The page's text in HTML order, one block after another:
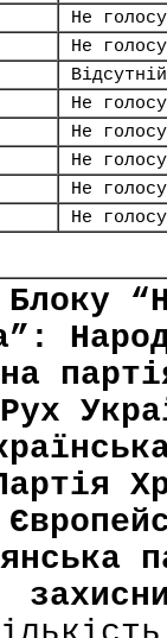
Не
Не
Відсутній
Не
Не
Не
Не
Не
Блоку